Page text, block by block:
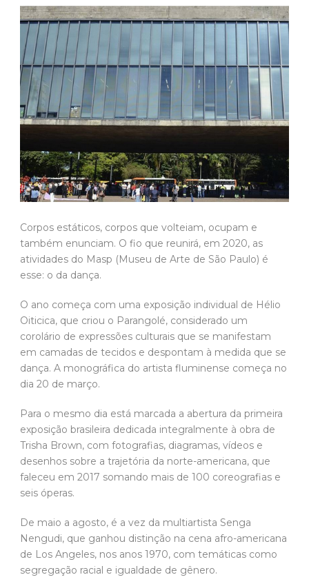
Corpos estáticos, corpos que volteiam, ocupam e
também enunciam. O fio que reunirá, em 2020, as
atividades do Masp (Museu de Arte de São Paulo) é
esse: o da dança.
O ano começa com uma exposição individual de Hélio
Oiticica, que criou o Parangolé, considerado um
corolário de expressões culturais que se manifestam
em camadas de tecidos e despontam à medida que se
dança. A monográfica do artista fluminense começa no
dia 20 de março.
Para o mesmo dia está marcada a abertura da primeira
exposição brasileira dedicada integralmente à obra de
Trisha Brown, com fotografias, diagramas, vídeos e
desenhos sobre a trajetória da norte-americana, que
faleceu em 2017 somando mais de 100 coreografias e
seis óperas.
De maio a agosto, é a vez da multiartista Senga
Nengudi, que ganhou distinção na cena afro-americana
de Los Angeles, nos anos 1970, com temáticas como
segregação racial e igualdade de gênero.